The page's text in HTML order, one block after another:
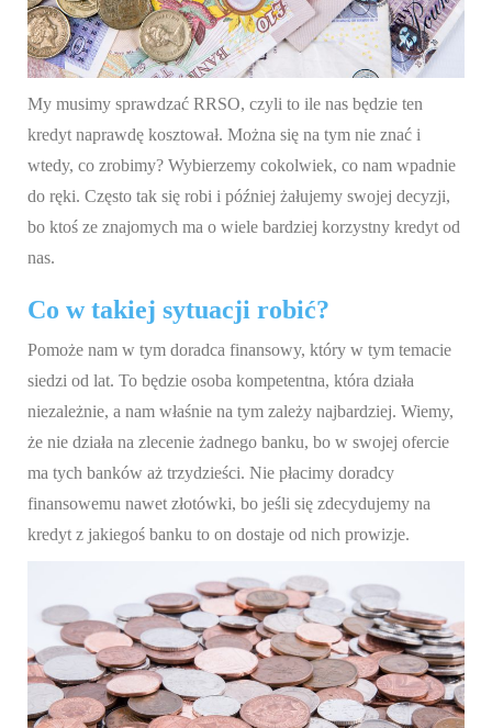
My musimy sprawdzać RRSO, czyli to ile nas będzie ten
kredyt naprawdę kosztował. Można się na tym nie znać i
wtedy, co zrobimy? Wybierzemy cokolwiek, co nam wpadnie
do ręki. Często tak się robi i później żałujemy swojej decyzji,
bo ktoś ze znajomych ma o wiele bardziej korzystny kredyt od
nas.
Co w takiej sytuacji robić?
Pomoże nam w tym doradca finansowy, który w tym temacie
siedzi od lat. To będzie osoba kompetentna, która działa
niezależnie, a nam właśnie na tym zależy najbardziej. Wiemy,
że nie działa na zlecenie żadnego banku, bo w swojej ofercie
ma tych banków aż trzydzieści. Nie płacimy doradcy
finansowemu nawet złotówki, bo jeśli się zdecydujemy na
kredyt z jakiegoś banku to on dostaje od nich prowizje.